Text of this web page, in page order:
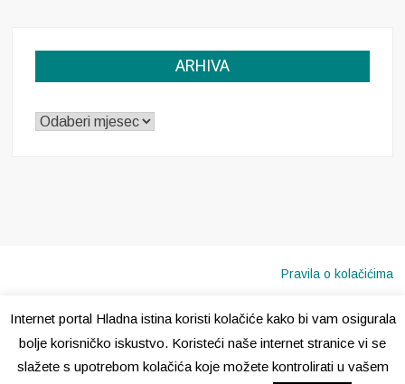
ARHIVA
ARHIVA
Pravila o kolačićima
Internet portal Hladna istina koristi kolačiće kako bi vam osigurala
bolje korisničko iskustvo. Koristeći naše internet stranice vi se
slažete s upotrebom kolačića koje možete kontrolirati u vašem
Copyright © 2020 · Sva prava pridržana · Hladna Istina